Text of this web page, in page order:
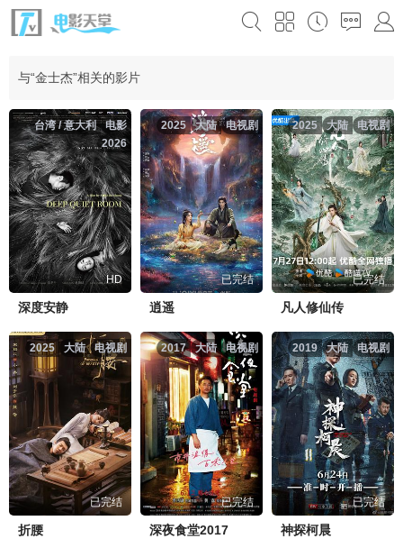
与“金士杰”相关的影片
电影
台湾 / 意大利
2026
HD
深度安静
电视剧
大陆
2025
已完结
逍遥
电视剧
大陆
2025
已完结
凡人修仙传
电视剧
大陆
2025
已完结
折腰
电视剧
大陆
2017
已完结
深夜食堂2017
电视剧
大陆
2019
已完结
神探柯晨